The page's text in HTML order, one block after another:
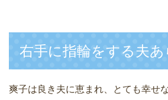
右手に指輪をする夫あ
爽子は良き夫に恵まれ、とても幸せ